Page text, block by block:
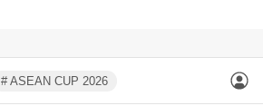
# ASEAN CUP 2026